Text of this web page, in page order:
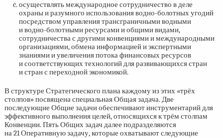
осуществлять международное сотрудничество в деле
охраны и разумного использования водно-болотных угодий
посредством управления трансграничными водными
и водно-болотными ресурсами и общими видами,
сотрудничества с другими конвенциями и международными
организациями, обмена информацией и экспертными
знаниями и увеличения потока финансовых ресурсов
и соответствующих технологий для развивающихся стран
и стран с переходной экономикой.
В структуре Стратегического плана каждому из этих «трёх
столпов» посвящена специальная Общая задача. Две
последующие Общие задачи обеспечивают инструментарий для
эффективного выполнения целей, относящихся к трём столпам
Конвенции. Пять Общих задач далее подразделяются
на 21 Оперативную задачу, которые охватывают следующие